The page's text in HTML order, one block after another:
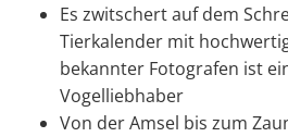
Es zwitschert auf dem
Tierkalender mit
bekannter Fotografen ist
Vogelliebhaber
Von der Amsel bis zum